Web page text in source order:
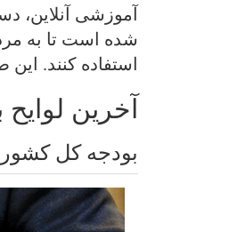
آموزشی آنلاین،
شده است تا به
استفاده کنند.
آخرین
بودجه کل کشور